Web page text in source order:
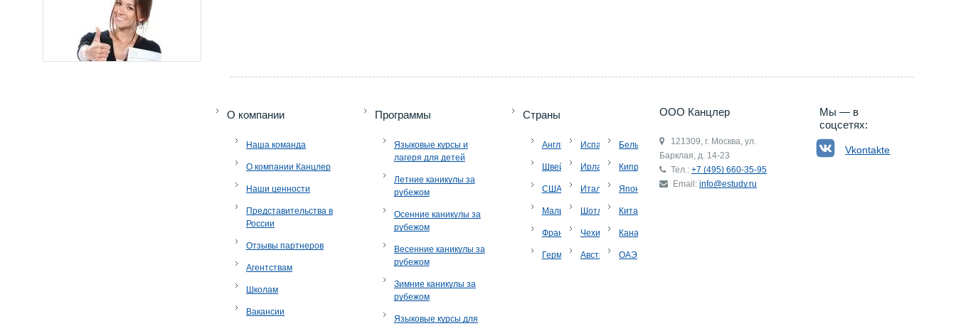
O компании
Наша команда
О компании Канцлер
Наши ценности
Представительства в
России
Отзывы партнеров
Агентствам
Школам
Вакансии
Программы
Языковые курсы и
лагеря для детей
Летние каникулы за
рубежом
Осенние каникулы за
рубежом
Весенние каникулы за
рубежом
Зимние каникулы за
рубежом
Языковые курсы для
Страны
Англия
Швейцария
США
Мальта
Франция
Германия
Испания
Ирландия
Италия
Шотландия
Чехия
Австрия
Бельгия
Кипр
Япония
Китай
Канада
ОАЭ
ООО Канцлер
121309, г. Москва, ул.
Барклая, д. 14-23
Тел.: +7 (495) 660-35-95
Email: info@estudy.ru
Мы — в
соцсетях:
Vkontakte